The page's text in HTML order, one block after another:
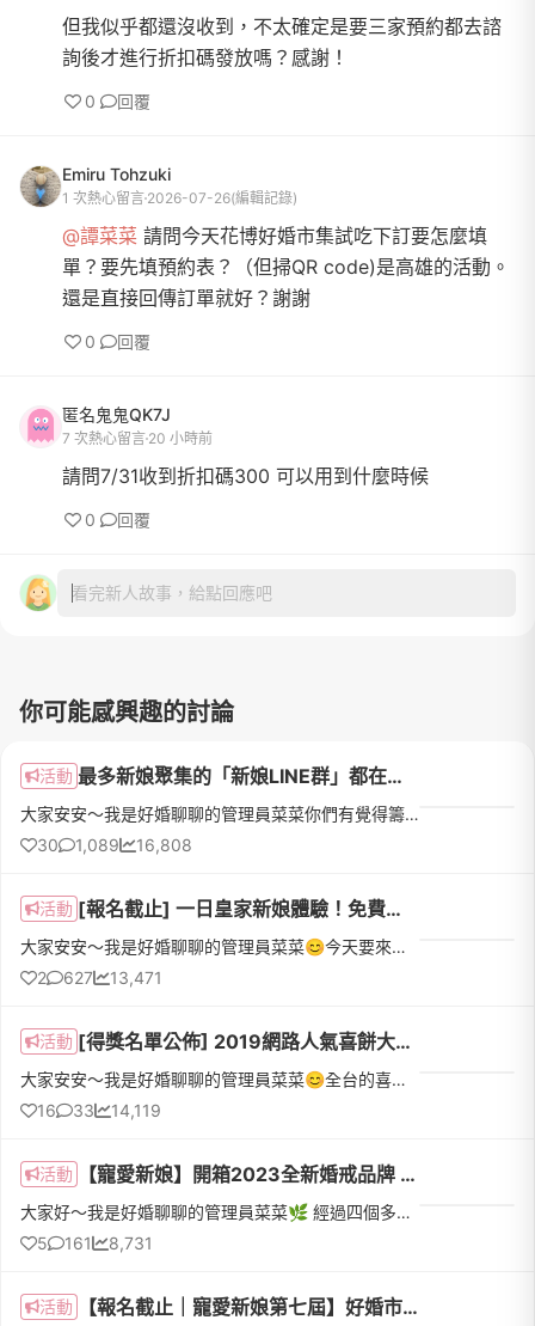
但我似乎都還沒收到，不太確定是要三家預約都去諮
詢後才進行折扣碼發放嗎？感謝！
0 回覆
Emiru Tohzuki
1 次熱心留言 2026-07-26(編輯記錄)
@譚菜菜 請問今天花博好婚市集試吃下訂要怎麼填
單？要先填預約表？（但掃QR code)是高雄的活動。
還是直接回傳訂單就好？謝謝
0 回覆
匿名鬼鬼QK7J
7 次熱心留言 20 小時前
請問7/31收到折扣碼300 可以用到什麼時候
0 回覆
看完新人故事，給點回應吧
你可能感興趣的討論
活動 最多新娘聚集的「新娘LINE群」都在這～最多元！多齊全！
大家安安～我是好婚聊聊的管理員菜菜你們有覺得籌備婚禮單打獨鬥很辛苦，很想找同樣身為新娘的人討論嗎？😔可是想找新娘私下討論，又不知道要去哪裡找，怎麼辦🙈別擔心～菜菜幫大家整理了一份「新娘LINE群組 佈告欄」裡面收錄了超過50個新娘群組👰依照群組性質還分成了：地區 / 時間 / 婚宴場地 / 婚紗禮服 / 喜餅 / 小物拍印機婚宴軟體 / 蜜月 / 沒有限制 一共8個分類，希望能幫助大家更快找尋到
30
1,089 16,808
活動 [報名截止] 一日皇家新娘體驗！免費試穿西班牙皇室御用婚紗PRONOVIAS，還可體驗婚紗妝髮 & 婚紗拍攝唷！
大家安安～我是好婚聊聊的管理員菜菜😊今天要來跟新娘們分享一個令人怦然心動的活動！有在關注婚紗品牌的新娘，肯定會知道這個在婚紗界矗立近百年時尚典範的國際品牌 - PRONOVIASPRONOVIAS是從高級新娘蕾絲、刺繡、絲綢起家，從不委外製作也不對外販售，全是自己設計、生產，對於蕾絲的細膩要求、以及精緻禮服豐富的打版經驗，漸漸讓它成為指標性的婚紗品牌，不只成為西班牙皇室的御
2
627 13,471
活動 [得獎名單公佈] 2019網路人氣喜餅大賞 ｜預約試吃送妳去馬爾地夫度蜜月❤❤❤
大家安安～我是好婚聊聊的管理員菜菜😊全台的喜餅品牌有將近100家，其中光是西式喜餅就超過了70家，這麼多的喜餅品牌該從何挑起呢？別擔心～WeddingDay好婚市集這次幫大家從中嚴選出14家網路人氣喜餅，從最多人喜愛的品牌下手準沒錯！「2019網路超人氣喜餅大賞」這邊看 👉 https://lihi.weddingday.com.tw/fFEfc/discussion1這
16
33 14,119
活動 【寵愛新娘】開箱2023全新婚戒品牌 ⎯ 恆溫故事💍，體驗沈浸式「手作封蠟情書」以及獨特的「故事書婚結盒」➤體驗再送限量天然珍珠耳環
大家好～我是好婚聊聊的管理員菜菜🌿 經過四個多月，寵愛新娘的計畫終於完美誕生了！這次要帶姐妹們一起開箱 2023全新的婚戒品牌 ⎯ 恆溫故事，一間由老宅重新整修的婚戒店，位在寧靜且陽光充足的巷弄裡面，門市裡只有...
5
161 8,731
活動 【報名截止｜寵愛新娘第七屆】好婚市集全額贊助史上最多組！開箱2022最搶手婚紗攝影團隊｜邀請20組新人免費拍婚紗